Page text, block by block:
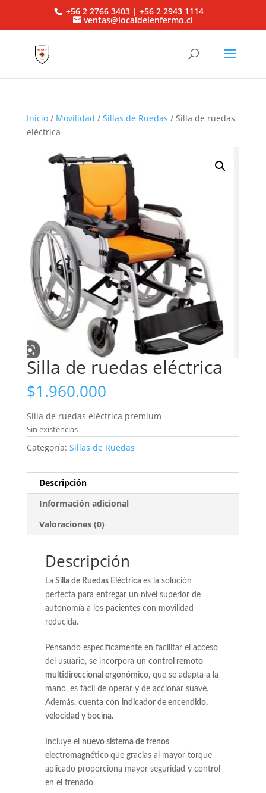
+56 2 2766 3403 | +56 2 2943 1114
ventas@localdelenfermo.cl
Inicio/ Movilidad / Sillas de Ruedas / Silla de ruedas
eléctrica
Silla de ruedas eléctrica
$1.960.000
Silla de ruedas eléctrica premium
Sin existencias
Categoría: Sillas de Ruedas
Descripción
Información adicional
Valoraciones (0)
Descripción
La Silla de Ruedas Eléctrica es la solución
perfecta para entregar un nivel superior de
autonomía a los pacientes con movilidad
reducida.
Pensando específicamente en facilitar el acceso
del usuario, se incorpora un control remoto
multidireccional ergonómico, que se adapta a la
mano, es fácil de operar y de accionar suave.
Además, cuenta con indicador de encendido,
velocidad y bocina.
Incluye el nuevo sistema de frenos
electromagnético que gracias al mayor torque
aplicado proporciona mayor seguridad y control
en el frenado